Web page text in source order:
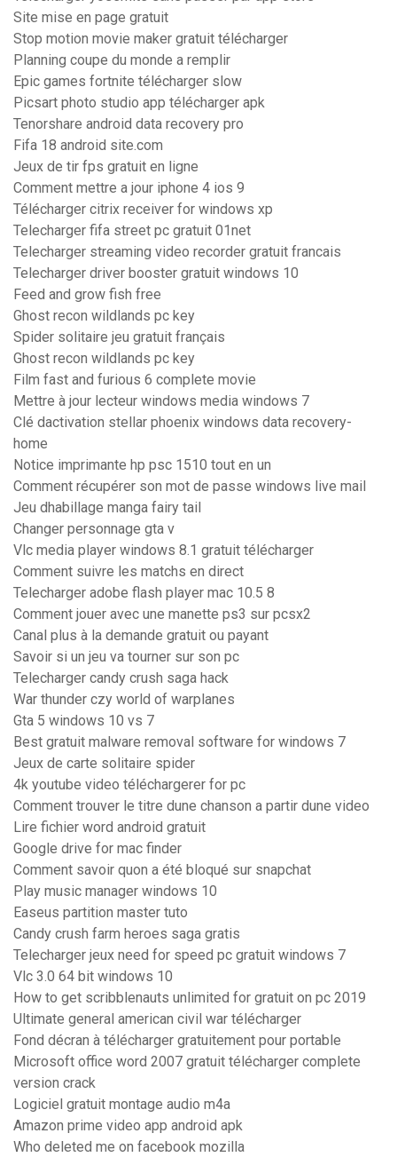
Site mise en page gratuit
Stop motion movie maker gratuit télécharger
Planning coupe du monde a remplir
Epic games fortnite télécharger slow
Picsart photo studio app télécharger apk
Tenorshare android data recovery pro
Fifa 18 android site.com
Jeux de tir fps gratuit en ligne
Comment mettre a jour iphone 4 ios 9
Télécharger citrix receiver for windows xp
Telecharger fifa street pc gratuit 01net
Telecharger streaming video recorder gratuit francais
Telecharger driver booster gratuit windows 10
Feed and grow fish free
Ghost recon wildlands pc key
Spider solitaire jeu gratuit français
Ghost recon wildlands pc key
Film fast and furious 6 complete movie
Mettre à jour lecteur windows media windows 7
Clé dactivation stellar phoenix windows data recovery-
home
Notice imprimante hp psc 1510 tout en un
Comment récupérer son mot de passe windows live mail
Jeu dhabillage manga fairy tail
Changer personnage gta v
Vlc media player windows 8.1 gratuit télécharger
Comment suivre les matchs en direct
Telecharger adobe flash player mac 10.5 8
Comment jouer avec une manette ps3 sur pcsx2
Canal plus à la demande gratuit ou payant
Savoir si un jeu va tourner sur son pc
Telecharger candy crush saga hack
War thunder czy world of warplanes
Gta 5 windows 10 vs 7
Best gratuit malware removal software for windows 7
Jeux de carte solitaire spider
4k youtube video téléchargerer for pc
Comment trouver le titre dune chanson a partir dune video
Lire fichier word android gratuit
Google drive for mac finder
Comment savoir quon a été bloqué sur snapchat
Play music manager windows 10
Easeus partition master tuto
Candy crush farm heroes saga gratis
Telecharger jeux need for speed pc gratuit windows 7
Vlc 3.0 64 bit windows 10
How to get scribblenauts unlimited for gratuit on pc 2019
Ultimate general american civil war télécharger
Fond décran à télécharger gratuitement pour portable
Microsoft office word 2007 gratuit télécharger complete
version crack
Logiciel gratuit montage audio m4a
Amazon prime video app android apk
Who deleted me on facebook mozilla